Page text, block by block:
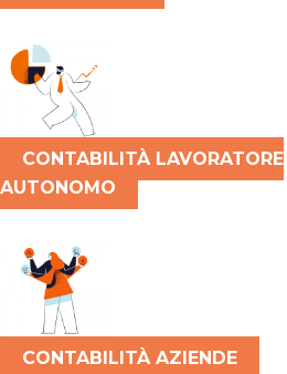
CONTABILITÀ LAVORATORE
AUTONOMO
CONTABILITÀ AZIENDE